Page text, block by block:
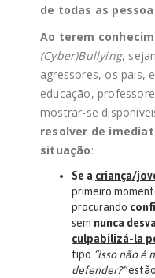
de todas as
Ao terem
(Cyber)Bullying,
agressores, os pais,
educação,
mostrar-se
resolver de
situação:
Se a criança/
primeiro
procurando
sem nunca
culpabilizá-la
tipo “isso não é
defender?”